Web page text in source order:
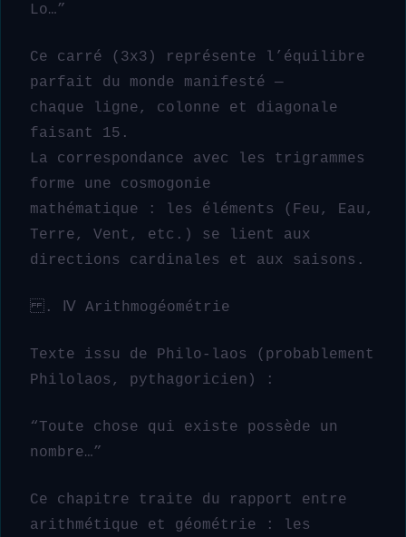
Lo…”
Ce carré (3x3) représente l’équilibre
parfait du monde manifesté —
chaque ligne, colonne et diagonale
faisant 15.
La correspondance avec les trigrammes
forme une cosmogonie
mathématique : les éléments (Feu, Eau,
Terre, Vent, etc.) se lient aux
directions cardinales et aux saisons.
. Ⅳ Arithmogéométrie
Texte issu de Philo-laos (probablement
Philolaos, pythagoricien) :
“Toute chose qui existe possède un
nombre…”
Ce chapitre traite du rapport entre
arithmétique et géométrie : les